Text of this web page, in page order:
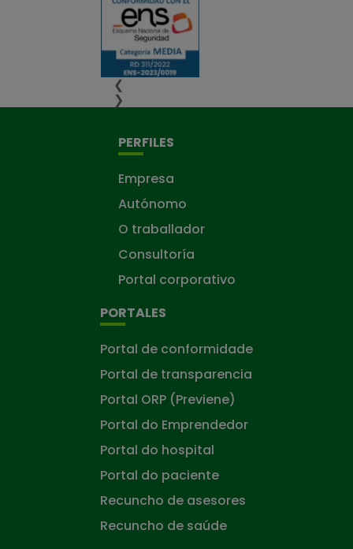
❮
❯
PERFILES
Empresa
Autónomo
O traballador
Consultoría
Portal corporativo
PORTALES
Portal de conformidade
Portal de transparencia
Portal ORP (Previene)
Portal do Emprendedor
Portal do hospital
Portal do paciente
Recuncho de asesores
Recuncho de saúde